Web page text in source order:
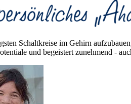
Schaltkreise im Gehirn
und begeistert zunehmend -